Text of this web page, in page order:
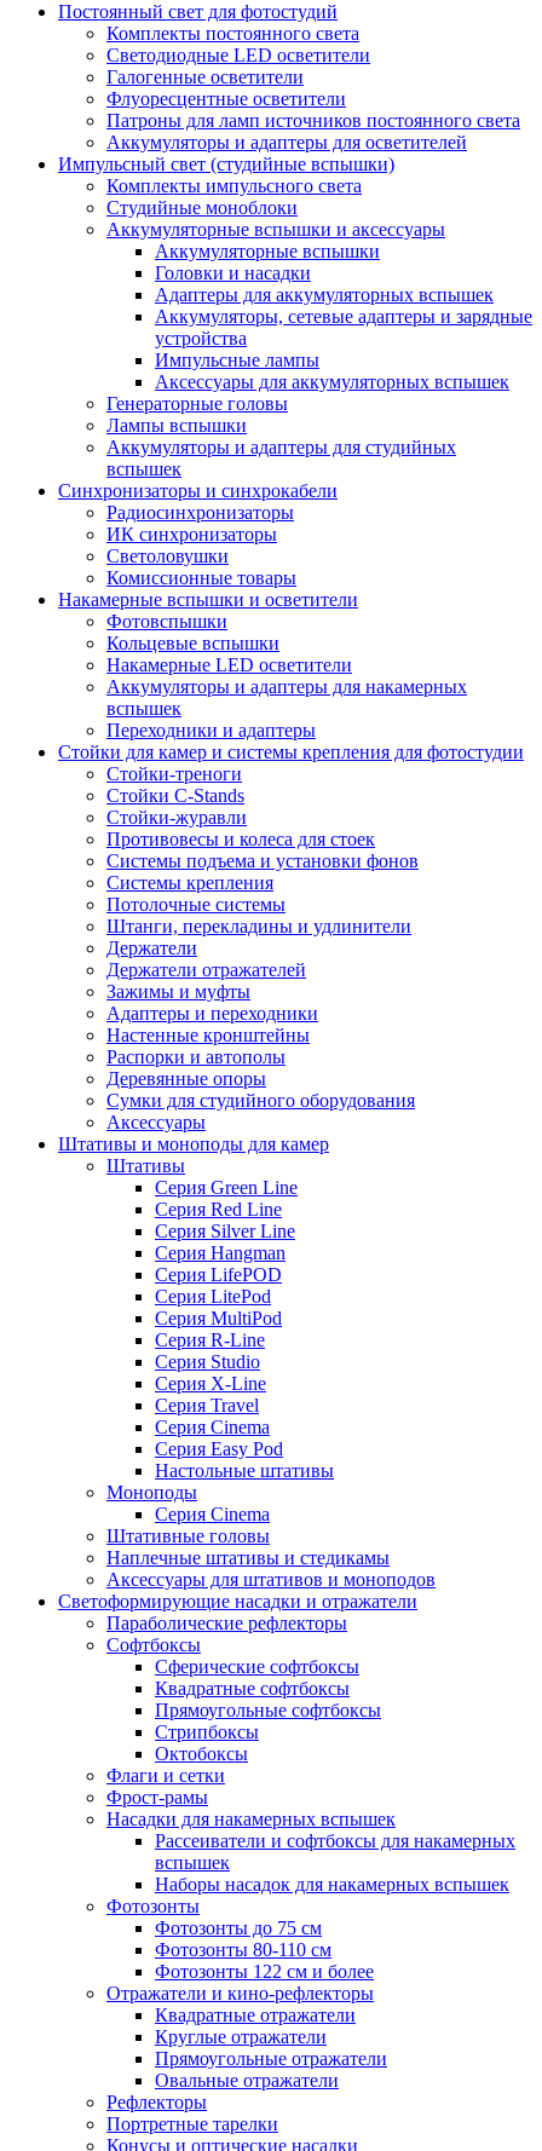
Постоянный свет для фотостудий
Комплекты постоянного света
Светодиодные LED осветители
Галогенные осветители
Флуоресцентные осветители
Патроны для ламп источников постоянного света
Аккумуляторы и адаптеры для осветителей
Импульсный свет (студийные вспышки)
Комплекты импульсного света
Студийные моноблоки
Аккумуляторные вспышки и аксессуары
Аккумуляторные вспышки
Головки и насадки
Адаптеры для аккумуляторных вспышек
Аккумуляторы, сетевые адаптеры и зарядные
устройства
Импульсные лампы
Аксессуары для аккумуляторных вспышек
Генераторные головы
Лампы вспышки
Аккумуляторы и адаптеры для студийных
вспышек
Синхронизаторы и синхрокабели
Радиосинхронизаторы
ИК синхронизаторы
Светоловушки
Комиссионные товары
Накамерные вспышки и осветители
Фотовспышки
Кольцевые вспышки
Накамерные LED осветители
Аккумуляторы и адаптеры для накамерных
вспышек
Переходники и адаптеры
Стойки для камер и системы крепления для фотостудии
Стойки-треноги
Стойки C-Stands
Стойки-журавли
Противовесы и колеса для стоек
Системы подъема и установки фонов
Системы крепления
Потолочные системы
Штанги, перекладины и удлинители
Держатели
Держатели отражателей
Зажимы и муфты
Адаптеры и переходники
Настенные кронштейны
Распорки и автополы
Деревянные опоры
Сумки для студийного оборудования
Аксессуары
Штативы и моноподы для камер
Штативы
Серия Green Line
Серия Red Line
Серия Silver Line
Серия Hangman
Серия LifePOD
Серия LitePod
Серия MultiPod
Серия R-Line
Серия Studio
Серия X-Line
Серия Travel
Серия Cinema
Серия Easy Pod
Настольные штативы
Моноподы
Серия Cinema
Штативные головы
Наплечные штативы и стедикамы
Аксессуары для штативов и моноподов
Светоформирующие насадки и отражатели
Параболические рефлекторы
Софтбоксы
Сферические софтбоксы
Квадратные софтбоксы
Прямоугольные софтбоксы
Стрипбоксы
Октобоксы
Флаги и сетки
Фрост-рамы
Насадки для накамерных вспышек
Рассеиватели и софтбоксы для накамерных
вспышек
Наборы насадок для накамерных вспышек
Фотозонты
Фотозонты до 75 см
Фотозонты 80-110 см
Фотозонты 122 см и более
Отражатели и кино-рефлекторы
Квадратные отражатели
Круглые отражатели
Прямоугольные отражатели
Овальные отражатели
Рефлекторы
Портретные тарелки
Конусы и оптические насадки